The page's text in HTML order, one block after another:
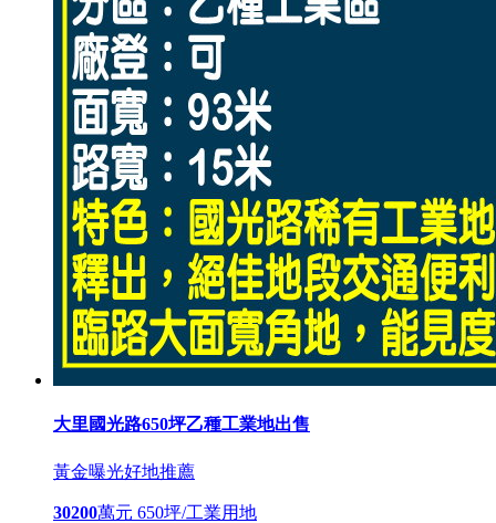
大里國光路650坪乙種工業地出售
黃金曝光好地推薦
30200萬元 650坪/工業用地